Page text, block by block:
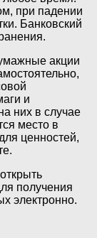
при падении
Банковский
акции
и
них в случае
место в
ценностей,
получения
электронно.